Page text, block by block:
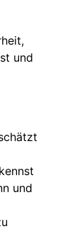
und
und